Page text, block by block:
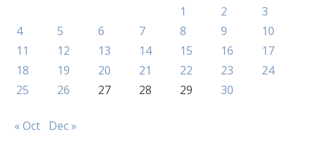
1
2
3
4
5 6 7 8 9
10
11
12 13 14 15 16
17
18
19 20 21 22 23
24
25
26 27 28 29 30
« Oct Dec »